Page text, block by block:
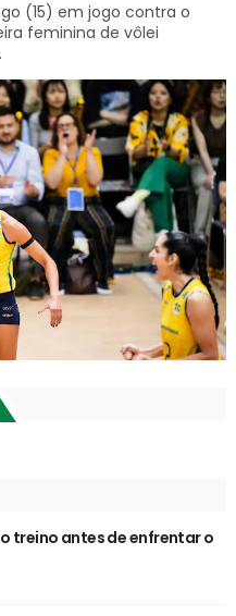
(15) em jogo contra o
feminina de vôlei
treino antes de enfrentar o